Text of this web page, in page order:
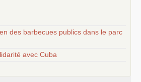
des barbecues publics dans le parc
avec Cuba